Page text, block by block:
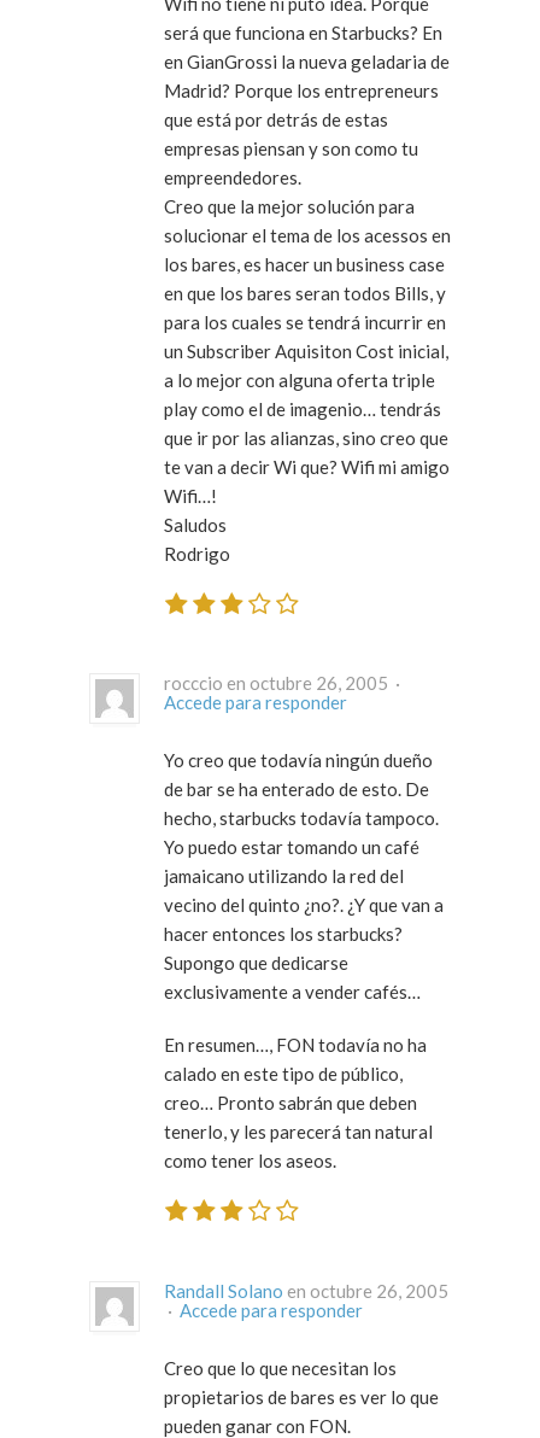
será que funciona en Starbucks? En
en GianGrossi la nueva geladaria de
Madrid? Porque los entrepreneurs
que está por detrás de estas
empresas piensan y son como tu
empreendedores.
Creo que la mejor solución para
solucionar el tema de los acessos en
los bares, es hacer un business case
en que los bares seran todos Bills, y
para los cuales se tendrá incurrir en
un Subscriber Aquisiton Cost inicial,
a lo mejor con alguna oferta triple
play como el de imagenio… tendrás
que ir por las alianzas, sino creo que
te van a decir Wi que? Wifi mi amigo
Wifi…!
Saludos
Rodrigo
rocccio en octubre 26, 2005 ·
Accede para responder
Yo creo que todavía ningún dueño
de bar se ha enterado de esto. De
hecho, starbucks todavía tampoco.
Yo puedo estar tomando un café
jamaicano utilizando la red del
vecino del quinto ¿no?. ¿Y que van a
hacer entonces los starbucks?
Supongo que dedicarse
exclusivamente a vender cafés…
En resumen…, FON todavía no ha
calado en este tipo de público,
creo… Pronto sabrán que deben
tenerlo, y les parecerá tan natural
como tener los aseos.
Randall Solano en octubre 26, 2005
· Accede para responder
Creo que lo que necesitan los
propietarios de bares es ver lo que
pueden ganar con FON.